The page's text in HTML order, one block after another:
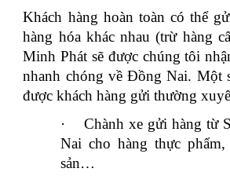
Khách hàng hoàn toàn có thể
hàng hóa khác nhau (trừ hàng
Minh Phát sẽ được chúng tôi
nhanh chóng về Đồng Nai. Một
được khách hàng gửi thường
·
Chành xe gửi hàng từ
Nai cho hàng thực
sản…